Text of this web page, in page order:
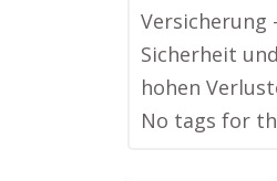
Sicherheit
hohen
No tags for